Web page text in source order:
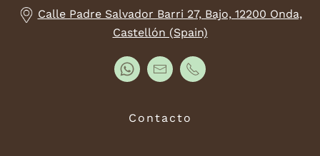
Calle Padre Salvador Barri 27, Bajo, 12200 Onda,
Castellón (Spain)
Contacto